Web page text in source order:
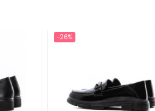
-26%